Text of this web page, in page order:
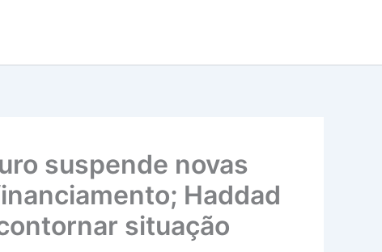
suspende novas
Haddad
situação